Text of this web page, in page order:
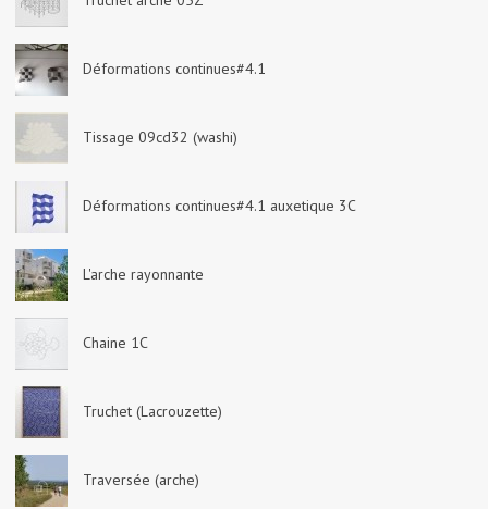
Déformations continues#4.1
Tissage 09cd32 (washi)
Déformations continues#4.1 auxetique 3C
L'arche rayonnante
Chaine 1C
Truchet (Lacrouzette)
Traversée (arche)